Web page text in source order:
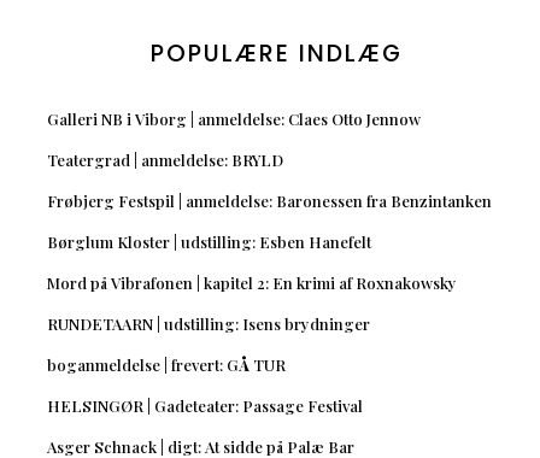
POPULÆRE INDLÆG
Galleri NB i Viborg | anmeldelse: Claes Otto Jennow
Teatergrad | anmeldelse: BRYLD
Frøbjerg Festspil | anmeldelse: Baronessen fra Benzintanken
Børglum Kloster | udstilling: Esben Hanefelt
Mord på Vibrafonen | kapitel 2: En krimi af Roxnakowsky
RUNDETAARN | udstilling: Isens brydninger
boganmeldelse | frevert: GÅ TUR
HELSINGØR | Gadeteater: Passage Festival
Asger Schnack | digt: At sidde på Palæ Bar